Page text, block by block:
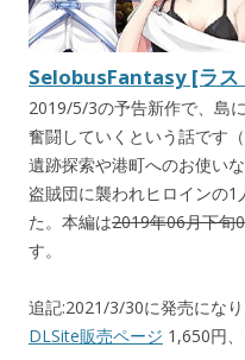
SelobusFantasy [ラス
2019/5/3の予告新作で、島
奮闘していくという話です
遺跡探索や港町へのお使い
盗賊団に襲われヒロインの
た。本編は2019年06月下旬
す。
追記:2021/3/30に発売になり
DLSite販売ページ 1,650円